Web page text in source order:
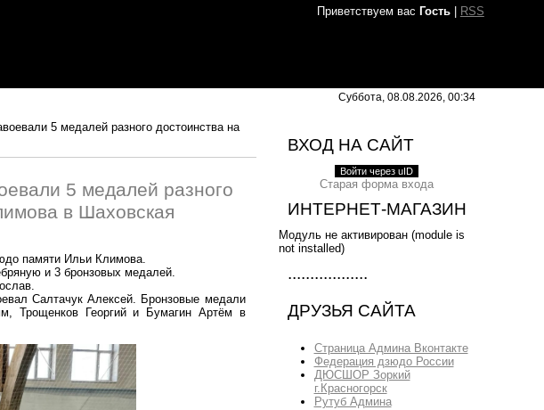
Приветствуем вас Гость| RSS
Суббота, 08.08.2026, 00:34
5 медалей разного достоинства на
5 медалей разного
в Шаховская
памяти Ильи Климова.
и 3 бронзовых медалей.
Салтачук Алексей. Бронзовые медали
Трощенков Георгий и Бумагин Артём в
ВХОД НА САЙТ
Войти через uID
Старая форма входа
ИНТЕРНЕТ-МАГАЗИН
Модуль не активирован (module is
not installed)
..................
ДРУЗЬЯ САЙТА
Страница Админа Вконтакте
Федерация дзюдо России
ДЮСШОР Зоркий
г.Красногорск
Рутуб Админа